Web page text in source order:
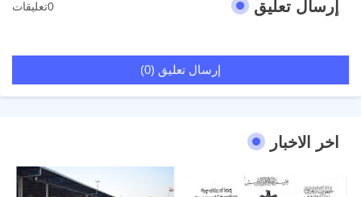
إرسال تعليق 0تعليقات
إرسال تعليق (0)
اخر الاخبار